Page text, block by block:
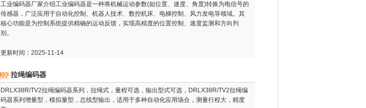
工业编码器厂家介绍工业编码器是一种将机械运动参数(如位置、速度、角度)转换为电信号的
传感器，广泛应用于自动化控制、机器人技术、数控机床、电梯控制、风力发电等领域。其
核心功能是为控制系统提供精确的运动反馈，实现高精度的位置控制、速度监测和方向判
别。
更新时间：2025-11-14
拉绳编码器
DRLX38R/TV2拉绳编码器系列，拉绳式，量程可选，输出型式可选，DRLX38R/TV2拉绳编
码器系列增量型，模拟量型，总线型输出，适用于多种自动化应用场合，测量行程大，精度